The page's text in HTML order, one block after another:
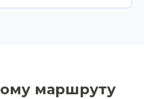
маршруту